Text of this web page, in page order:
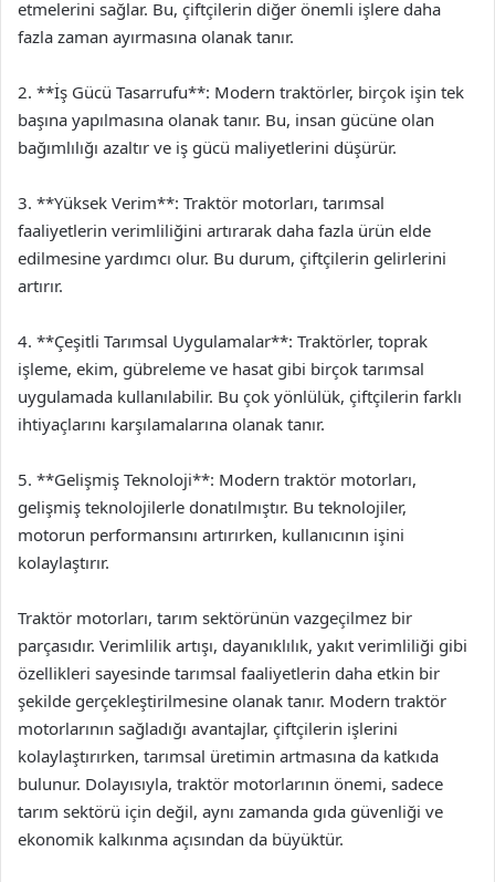
etmelerini sağlar. Bu, çiftçilerin diğer önemli işlere daha
fazla zaman ayırmasına olanak tanır.
2. **İş Gücü Tasarrufu**: Modern traktörler, birçok işin tek
başına yapılmasına olanak tanır. Bu, insan gücüne olan
bağımlılığı azaltır ve iş gücü maliyetlerini düşürür.
3. **Yüksek Verim**: Traktör motorları, tarımsal
faaliyetlerin verimliliğini artırarak daha fazla ürün elde
edilmesine yardımcı olur. Bu durum, çiftçilerin gelirlerini
artırır.
4. **Çeşitli Tarımsal Uygulamalar**: Traktörler, toprak
işleme, ekim, gübreleme ve hasat gibi birçok tarımsal
uygulamada kullanılabilir. Bu çok yönlülük, çiftçilerin farklı
ihtiyaçlarını karşılamalarına olanak tanır.
5. **Gelişmiş Teknoloji**: Modern traktör motorları,
gelişmiş teknolojilerle donatılmıştır. Bu teknolojiler,
motorun performansını artırırken, kullanıcının işini
kolaylaştırır.
Traktör motorları, tarım sektörünün vazgeçilmez bir
parçasıdır. Verimlilik artışı, dayanıklılık, yakıt verimliliği gibi
özellikleri sayesinde tarımsal faaliyetlerin daha etkin bir
şekilde gerçekleştirilmesine olanak tanır. Modern traktör
motorlarının sağladığı avantajlar, çiftçilerin işlerini
kolaylaştırırken, tarımsal üretimin artmasına da katkıda
bulunur. Dolayısıyla, traktör motorlarının önemi, sadece
tarım sektörü için değil, aynı zamanda gıda güvenliği ve
ekonomik kalkınma açısından da büyüktür.